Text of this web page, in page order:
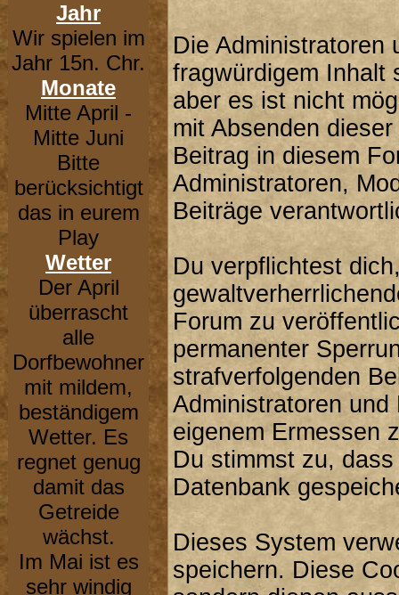
Jahr
Wir spielen im
Jahr 15n. Chr.
Monate
Mitte April -
Mitte Juni
Bitte
berücksichtigt
das in eurem
Play
Wetter
Der April
überrascht
alle
Dorfbewohner
mit mildem,
beständigem
Wetter. Es
regnet genug
damit das
Getreide
wächst.
Im Mai ist es
sehr windig
Die Administratoren
fragwürdigem Inhalt
aber es ist nicht
mit Absenden
Beitrag in diesem
Administratoren,
Beiträge
Du verpflichtest
Forum zu
permanenter
strafverfolgenden
Administratoren
eigenem Ermessen
Du stimmst zu,
Datenbank
Dieses System
speichern. Diese